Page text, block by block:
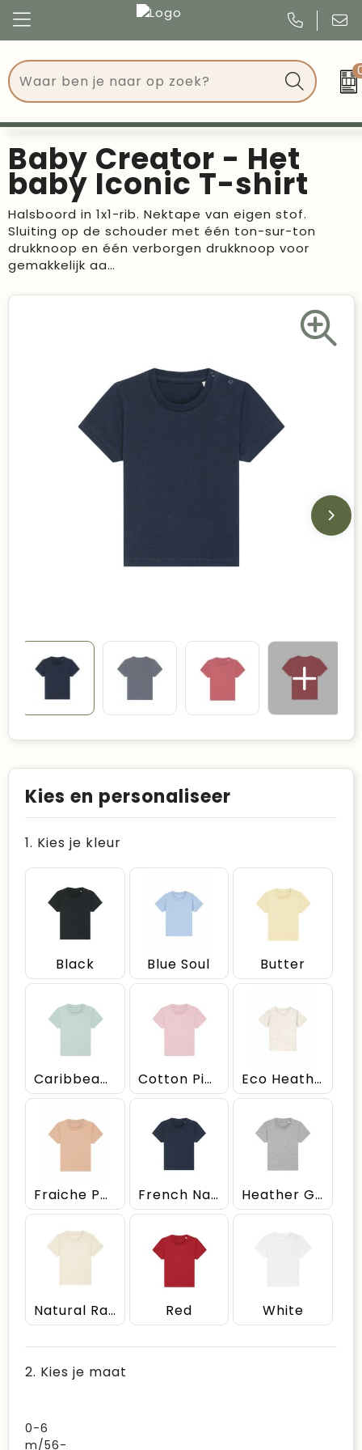
Tassen
Drinkwaren
Events
Give Aways
Duurzame keuzes
Made in Europe
Congres
Events
Kerst
Verjaardagen
Voetbal, EK en WK
Baby Creator - Het
baby Iconic T-shirt
Halsboord in 1x1-rib. Nektape van eigen stof.
Sluiting op de schouder met één ton-sur-ton
drukknoop en één verborgen drukknoop voor
gemakkelijk aa…
Kies en personaliseer
1. Kies je kleur
Black Blue Soul Butter
Caribbean Blue Cotton Pink Eco Heather
Fraiche Peche French Navy Heather Grey
Natural Raw Red White
2. Kies je maat
0-6
m/56-